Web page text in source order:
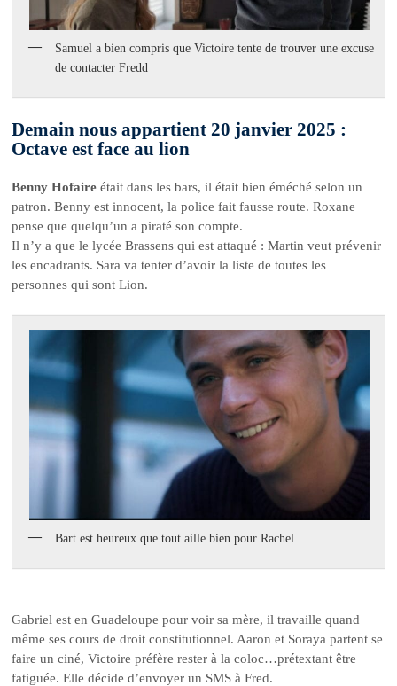
Samuel a bien compris que Victoire tente de trouver une excuse
de contacter Fredd
Demain nous appartient 20 janvier 2025 :
Octave est face au lion
Benny Hofaireétait dans les bars, il était bien éméché selon un
patron. Benny est innocent, la police fait fausse route. Roxane
pense que quelqu’un a piraté son compte.
Il n’y a que le lycée Brassens qui est attaqué : Martin veut prévenir
les encadrants. Sara va tenter d’avoir la liste de toutes les
personnes qui sont Lion.
Bart est heureux que tout aille bien pour Rachel
Gabriel est en Guadeloupe pour voir sa mère, il travaille quand
même ses cours de droit constitutionnel. Aaron et Soraya partent se
faire un ciné, Victoire préfère rester à la coloc…prétextant être
fatiguée. Elle décide d’envoyer un SMS à Fred.